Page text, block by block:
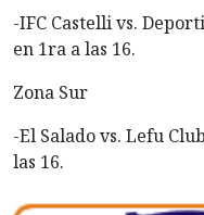
-IFC Castelli vs.
en 1ra a las 16.
Zona Sur
-El Salado vs. Lefu
las 16.